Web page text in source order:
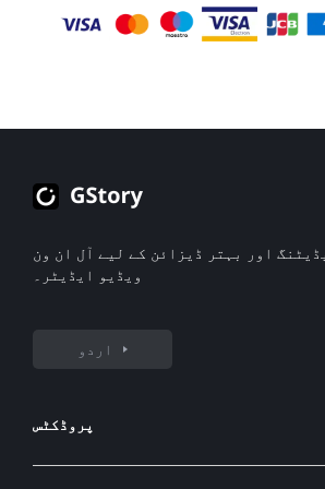
اور متعدد ویڈیوز کے لیے درست کیپشنز
تیار کرنا آسان ہو جاتا ہے۔
اور بہتر ڈیزائن کے لیے آل ان ون
ویڈیو ایڈیٹر۔
اردو
پروڈکٹس
AI امیج جنریٹر